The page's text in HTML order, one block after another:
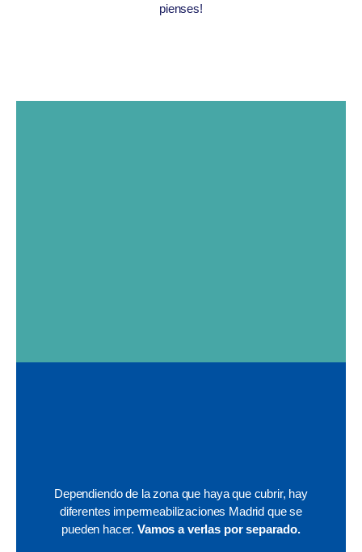
pienses!
Dependiendo de la zona que haya que cubrir, hay
diferentes impermeabilizaciones Madrid que se
pueden hacer. Vamos a verlas por separado.